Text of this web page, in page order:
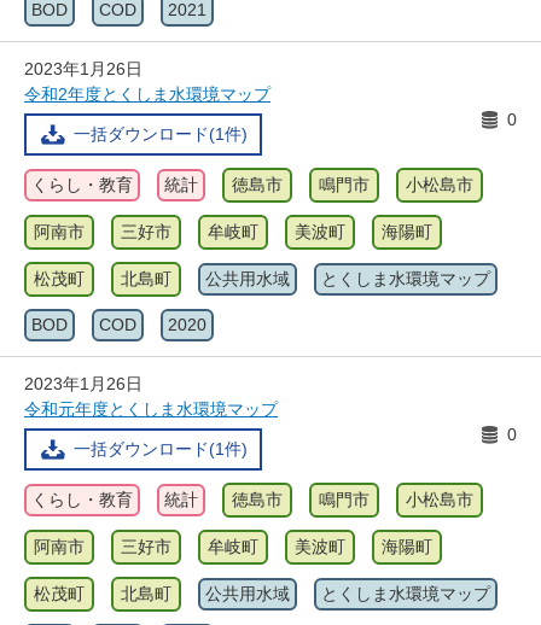
BOD COD 2021
2023年1月26日
令和2年度とくしま水環境マップ
一括ダウンロード(1件)
0
くらし・教育 統計 徳島市 鳴門市 小松島市
阿南市 三好市 牟岐町 美波町 海陽町
松茂町 北島町 公共用水域 とくしま水環境マップ
BOD COD 2020
2023年1月26日
令和元年度とくしま水環境マップ
一括ダウンロード(1件)
0
くらし・教育 統計 徳島市 鳴門市 小松島市
阿南市 三好市 牟岐町 美波町 海陽町
松茂町 北島町 公共用水域 とくしま水環境マップ